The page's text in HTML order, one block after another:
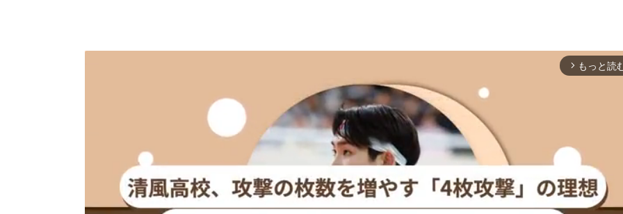
arrow_forward_ios もっと読